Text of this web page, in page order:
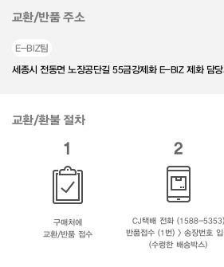
교환/반품 주소
E-BIZ팀
세종시 전동면 노장공단길 55금강제화 E-BIZ 제화 담당
교환/환불 절차
1
구매처에
교환/반품 접수
2
CJ택배 전화 (1588-5353)
반품접수 (1번) > 송장번호 입
(수령한 배송박스)